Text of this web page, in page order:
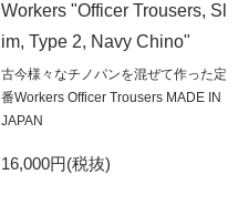
Workers "Officer Trousers, Sl
im, Type 2, Navy Chino"
古今様々なチノパンを混ぜて作った定
番Workers Officer Trousers MADE IN
JAPAN
16,000円(税抜)